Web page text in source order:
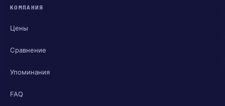
КОМПАНИЯ
Цены
Сравнение
Упоминания
FAQ